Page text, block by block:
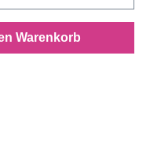
gewünschten
Warenkorb